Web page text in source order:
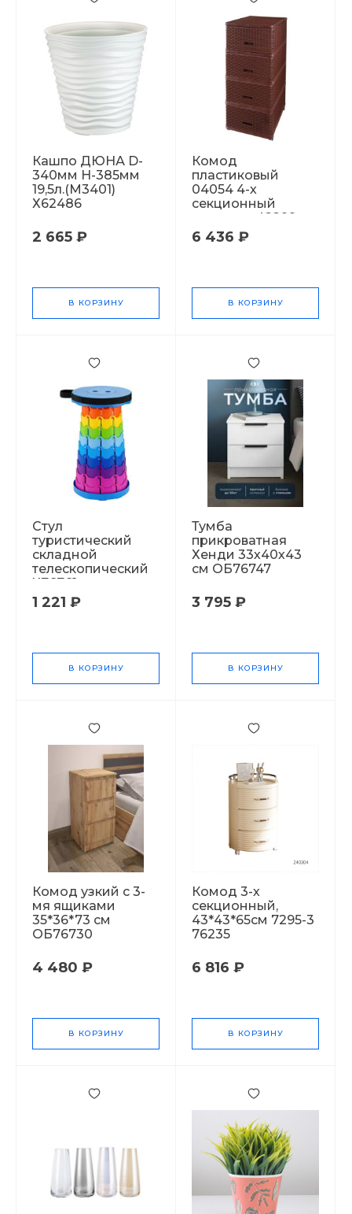
Кашпо ДЮНА D-
340мм H-385мм
19,5л.(М3401)
Х62486
2 665 ₽
В КОРЗИНУ
Комод
пластиковый
04054 4-х
секционный
плетенка 42299
6 436 ₽
В КОРЗИНУ
Стул
туристический
складной
телескопический
Х76761
1 221 ₽
В КОРЗИНУ
Тумба
прикроватная
Хенди 33х40х43
см ОБ76747
3 795 ₽
В КОРЗИНУ
Комод узкий с 3-
мя ящиками
35*36*73 см
ОБ76730
4 480 ₽
В КОРЗИНУ
Комод 3-х
секционный,
43*43*65см 7295-3
76235
6 816 ₽
В КОРЗИНУ